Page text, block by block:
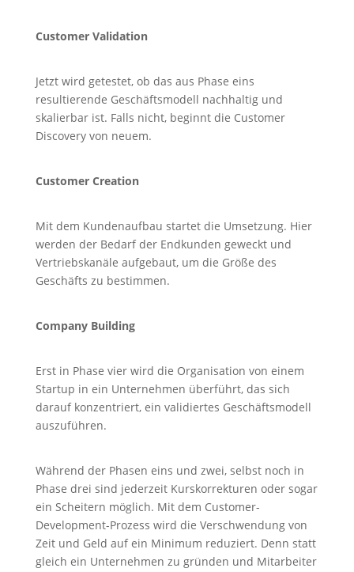
Customer Validation
Jetzt wird getestet, ob das aus Phase eins
resultierende Geschäftsmodell nachhaltig und
skalierbar ist. Falls nicht, beginnt die Customer
Discovery von neuem.
Customer Creation
Mit dem Kundenaufbau startet die Umsetzung. Hier
werden der Bedarf der Endkunden geweckt und
Vertriebskanäle aufgebaut, um die Größe des
Geschäfts zu bestimmen.
Company Building
Erst in Phase vier wird die Organisation von einem
Startup in ein Unternehmen überführt, das sich
darauf konzentriert, ein validiertes Geschäftsmodell
auszuführen.
Während der Phasen eins und zwei, selbst noch in
Phase drei sind jederzeit Kurskorrekturen oder sogar
ein Scheitern möglich. Mit dem Customer-
Development-Prozess wird die Verschwendung von
Zeit und Geld auf ein Minimum reduziert. Denn statt
gleich ein Unternehmen zu gründen und Mitarbeiter